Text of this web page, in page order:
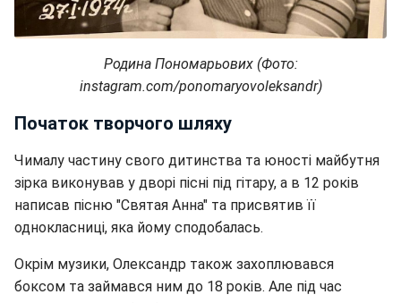
Родина Пономарьових (Фото:
instagram.com/ponomaryovoleksandr)
Початок творчого шляху
Чималу частину свого дитинства та юності майбутня
зірка виконував у дворі пісні під гітару, а в 12 років
написав пісню "Святая Анна" та присвятив її
однокласниці, яка йому сподобалась.
Окрім музики, Олександр також захоплювався
боксом та займався ним до 18 років. Але під час